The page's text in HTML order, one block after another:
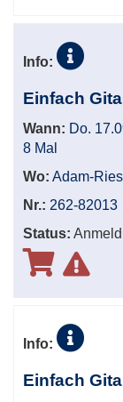
Info:
Einfach
Wann: Do.
8 Mal
Wo: Adam-
Nr.: 262-82013
Status:
Info:
Einfach